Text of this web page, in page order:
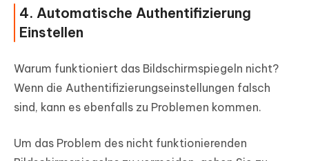
4. Automatische Authentifizierung
Einstellen
Warum funktioniert das Bildschirmspiegeln nicht?
Wenn die Authentifizierungseinstellungen falsch
sind, kann es ebenfalls zu Problemen kommen.
Um das Problem des nicht funktionierenden